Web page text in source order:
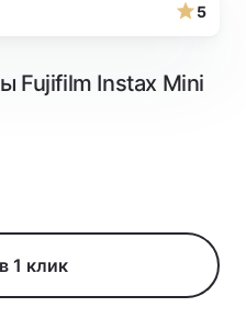
5
Fujifilm Instax Mini
1 клик